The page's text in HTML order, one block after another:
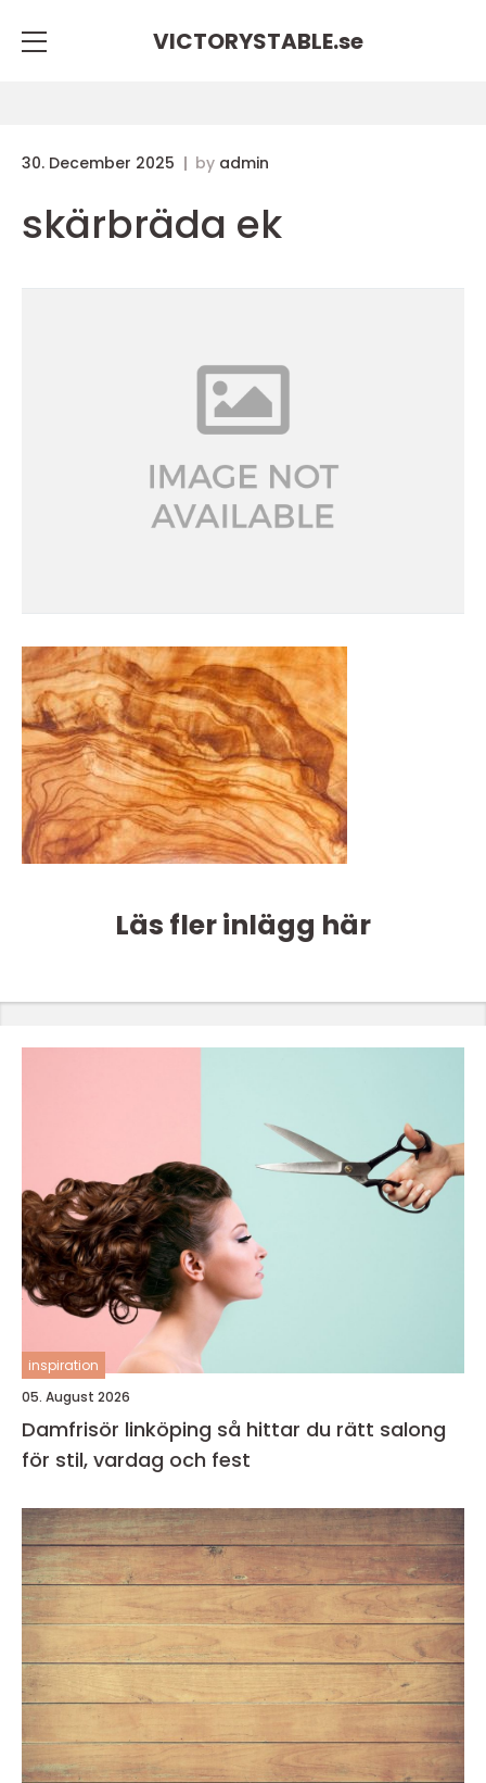
VICTORYSTABLE.se
30. December 2025 by admin
skärbräda ek
Läs fler inlägg här
inspiration
05. August 2026
Damfrisör linköping så hittar du rätt salong
för stil, vardag och fest